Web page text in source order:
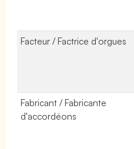
Facteur / Factrice d'orgues
Fabricant / Fabricante
d'accordéons